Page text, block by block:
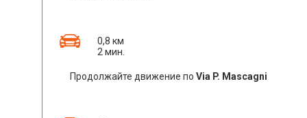
0,8 км
2 мин.
Продолжайте движение по Via P. Mascagni